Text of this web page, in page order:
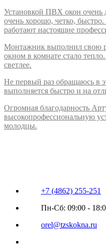
Установкой ПВХ окон очень
очень хорошо, четко,
работают настоящие
Монтажник выполнил свою
окном в комнате стало
светлее.
Не первый раз обращаюсь в
выполняется быстро и на
Огромная благодарность
высокопрофессиональную
молодцы.
+7 (4862) 255-251
Пн-Сб: 09:00 -
orel@tzskokna.ru